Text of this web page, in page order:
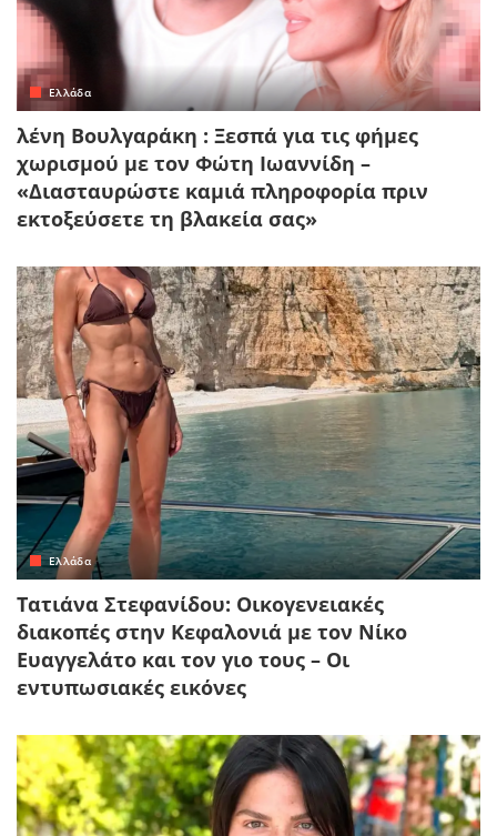
Ελλάδα
λένη Βουλγαράκη : Ξεσπά για τις φήμες
χωρισμού με τον Φώτη Ιωαννίδη –
«Διασταυρώστε καμιά πληροφορία πριν
εκτοξεύσετε τη βλακεία σας»
Ελλάδα
Τατιάνα Στεφανίδου: Οικογενειακές
διακοπές στην Κεφαλονιά με τον Νίκο
Ευαγγελάτο και τον γιο τους – Οι
εντυπωσιακές εικόνες